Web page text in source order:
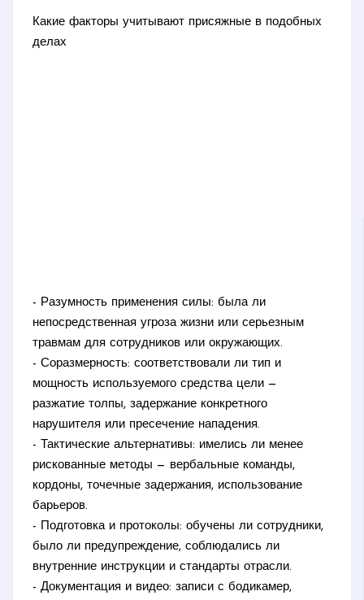
Какие факторы учитывают присяжные в подобных
делах
- Разумность применения силы: была ли
непосредственная угроза жизни или серьезным
травмам для сотрудников или окружающих.
- Соразмерность: соответствовали ли тип и
мощность используемого средства цели —
разжатие толпы, задержание конкретного
нарушителя или пресечение нападения.
- Тактические альтернативы: имелись ли менее
рискованные методы — вербальные команды,
кордоны, точечные задержания, использование
барьеров.
- Подготовка и протоколы: обучены ли сотрудники,
было ли предупреждение, соблюдались ли
внутренние инструкции и стандарты отрасли.
- Документация и видео: записи с бодикамер,